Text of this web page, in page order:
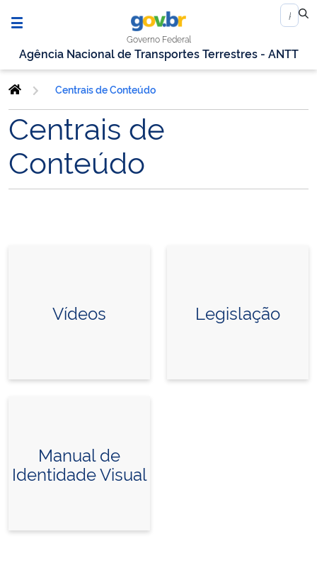
Governo Federal
Agência Nacional de Transportes Terrestres - ANTT
Centrais de Conteúdo
Centrais de
Conteúdo
Vídeos Legislação
Manual de
Identidade Visual